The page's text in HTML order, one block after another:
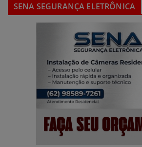
SENA SEGURANÇA ELETRÔNICA